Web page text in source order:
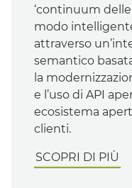
‘continuum
modo
attraverso
semantico
la
e l’uso di API
ecosistema
clienti.
SCOPRI DI PIÙ